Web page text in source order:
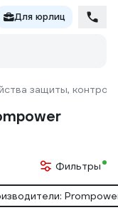
Для юрлиц
защиты,
Фильтры